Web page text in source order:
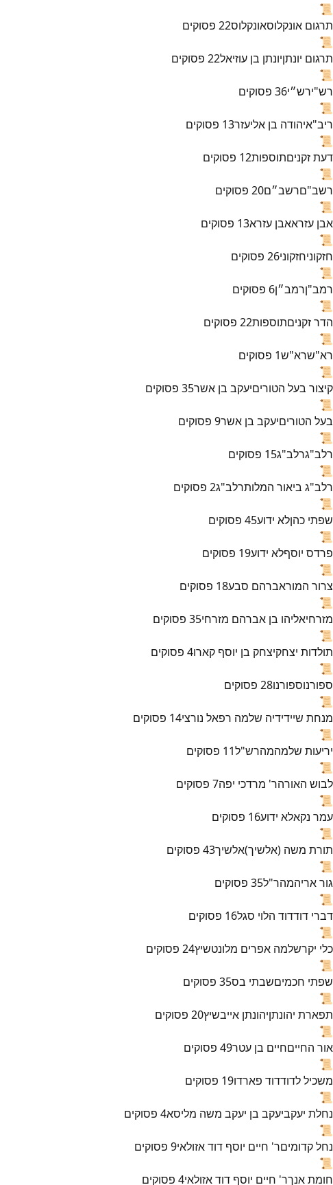
📜
תרגום אונקלוסאונקלוס22 פסוקים
📜
תרגום יונתןיונתן בן עוזיאל22 פסוקים
📜
רש"ירש״י36 פסוקים
📜
ריב"איהודה בן אליעזר13 פסוקים
📜
דעת זקניםתוספות12 פסוקים
📜
רשב"םרשב״ם20 פסוקים
📜
אבן עזראאבן עזרא13 פסוקים
📜
חזקוניחזקוני26 פסוקים
📜
רמב"ןרמב״ן6 פסוקים
📜
הדר זקניםתוספות22 פסוקים
📜
רא"שרא"ש1 פסוקים
📜
קיצור בעל הטוריםיעקב בן אשר35 פסוקים
📜
בעל הטוריםיעקב בן אשר9 פסוקים
📜
רלב"גרלב"ג15 פסוקים
📜
רלב"ג ביאור המלותרלב"ג2 פסוקים
📜
שפתי כהןלא ידוע45 פסוקים
📜
פרדס יוסףלא ידוע19 פסוקים
📜
צרור המוראברהם סבע18 פסוקים
📜
מזרחיאליהו בן אברהם מזרחי35 פסוקים
📜
תולדות יצחקיצחק בן יוסף קארו4 פסוקים
📜
ספורנוספורנו28 פסוקים
📜
מנחת שיידידיה שלמה רפאל נורצי14 פסוקים
📜
יריעות שלמהמהרש"ל11 פסוקים
📜
לבוש האורהר' מרדכי יפה7 פסוקים
📜
עמר נקאלא ידוע16 פסוקים
📜
תורת משה (אלשיך)אלשיך43 פסוקים
📜
גור אריהמהר"ל35 פסוקים
📜
דברי דודדוד הלוי סגל16 פסוקים
📜
כלי יקרשלמה אפרים מלונטשיץ24 פסוקים
📜
שפתי חכמיםשבתי בס35 פסוקים
📜
תפארת יהונתןיהונתן אייבשיץ20 פסוקים
📜
אור החייםחיים בן עטר49 פסוקים
📜
משכיל לדודדוד פארדו19 פסוקים
📜
נחלת יעקביעקב בן יעקב משה מליסא4 פסוקים
📜
נחל קדומיםר' חיים יוסף דוד אזולאי9 פסוקים
📜
חומת אנךר' חיים יוסף דוד אזולאי4 פסוקים